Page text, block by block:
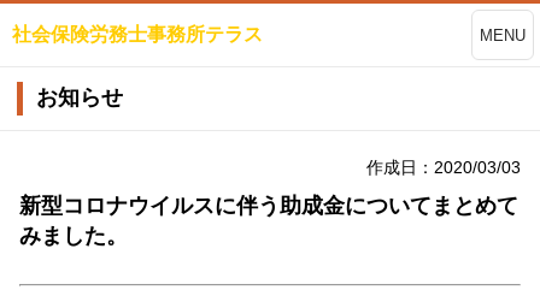
社会保険労務士事務所テラス MENU
お知らせ
作成日：2020/03/03
新型コロナウイルスに伴う助成金についてまとめて
みました。